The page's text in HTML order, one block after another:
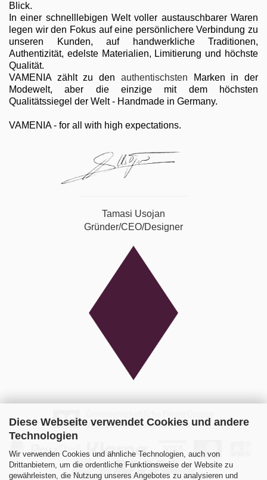
Diese Webseite verwendet Cookies und andere
Technologien
Wir verwenden Cookies und ähnliche Technologien, auch von
Drittanbietern, um die ordentliche Funktionsweise der Website zu
gewährleisten, die Nutzung unseres Angebotes zu analysieren und
Blick.
In einer schnelllebigen Welt voller austauschbarer Waren
legen wir den Fokus auf eine persönlichere Verbindung zu
unseren Kunden, auf handwerkliche Traditionen,
Authentizität, edelste Materialien, Limitierung und höchste
Qualität.
VAMENIA zählt zu den authentischsten Marken in der
Modewelt, aber die einzige mit dem höchsten
Qualitätssiegel der Welt - Handmade in Germany.
VAMENIA - for all with high expectations.
Tamasi Usojan
Gründer/CEO/Designer